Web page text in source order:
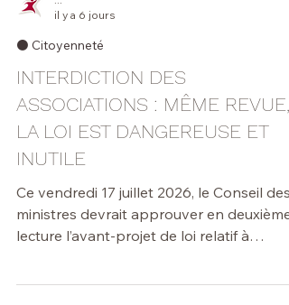
...
⚫️ Citoyenneté
INTERDICTION DES
ASSOCIATIONS : MÊME REVUE,
LA LOI EST DANGEREUSE ET
INUTILE